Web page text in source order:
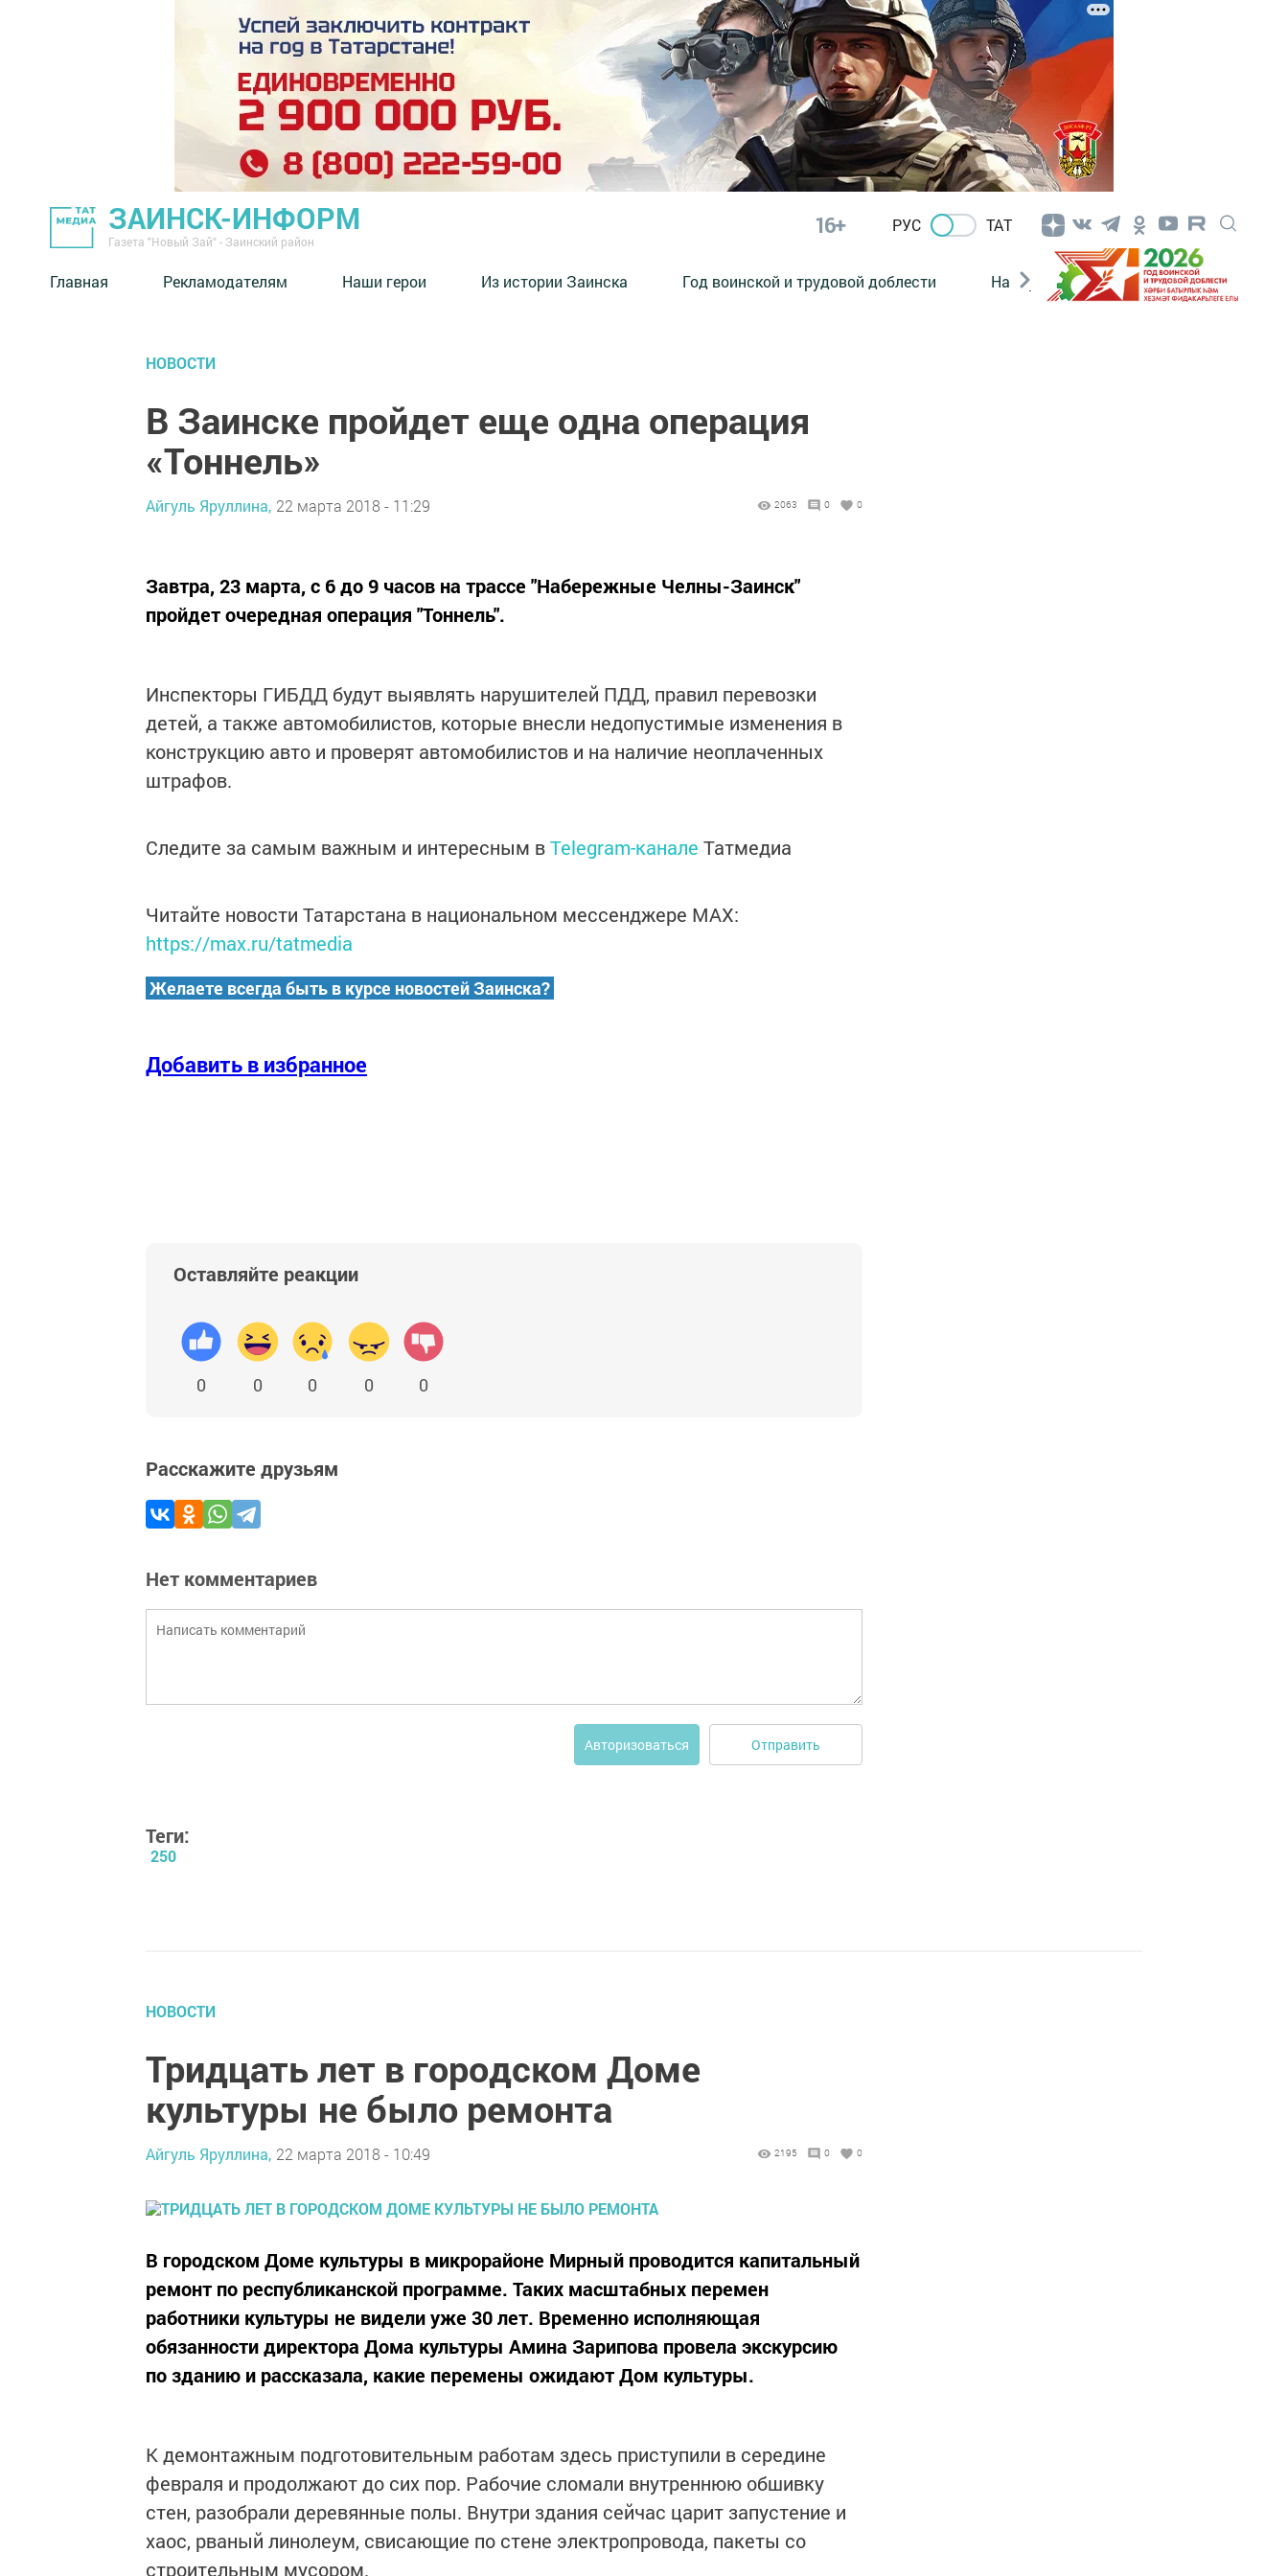
ЗАИНСК-ИНФОРМ
Газета "Новый Зай" - Заинский район
16+ РУС ТАТ
Главная Рекламодателям Наши герои Из истории Заинска Год воинской и трудовой доблести Нацпроекты Поколение будущего
НОВОСТИ
В Заинске пройдет еще одна операция
«Тоннель»
Айгуль Яруллина, 22 марта 2018 - 11:29 2063 0 0
Завтра, 23 марта, с 6 до 9 часов на трассе "Набережные Челны-Заинск"
пройдет очередная операция "Тоннель".
Инспекторы ГИБДД будут выявлять нарушителей ПДД, правил перевозки
детей, а также автомобилистов, которые внесли недопустимые изменения в
конструкцию авто и проверят автомобилистов и на наличие неоплаченных
штрафов.
Следите за самым важным и интересным вTelegram-канале Татмедиа
Читайте новости Татарстана в национальном мессенджере MАХ:
https://max.ru/tatmedia
Желаете всегда быть в курсе новостей Заинска?
Добавить в избранное
Оставляйте реакции
0 0 0 0 0
Расскажите друзьям
Нет комментариев
Авторизоваться Отправить
Теги:
250
НОВОСТИ
Тридцать лет в городском Доме
культуры не было ремонта
Айгуль Яруллина, 22 марта 2018 - 10:49 2195 0 0
В городском Доме культуры в микрорайоне Мирный проводится капитальный
ремонт по республиканской программе. Таких масштабных перемен
работники культуры не видели уже 30 лет. Временно исполняющая
обязанности директора Дома культуры Амина Зарипова провела экскурсию
по зданию и рассказала, какие перемены ожидают Дом культуры.
К демонтажным подготовительным работам здесь приступили в середине
февраля и продолжают до сих пор. Рабочие сломали внутреннюю обшивку
стен, разобрали деревянные полы. Внутри здания сейчас царит запустение и
хаос, рваный линолеум, свисающие по стене электропровода, пакеты со
строительным мусором.